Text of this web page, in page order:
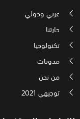
عربي ودولي
حارتنا
تكنولوجيا
مدونات
من نحن
توجيهي 2021